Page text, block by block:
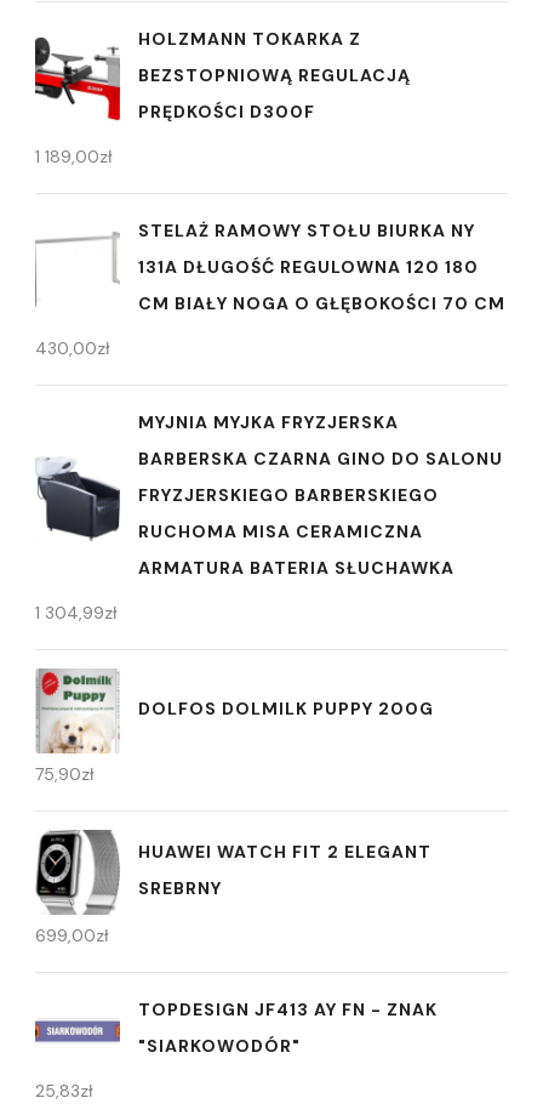
HOLZMANN TOKARKA Z
BEZSTOPNIOWĄ REGULACJĄ
PRĘDKOŚCI D300F
1 189,00zł
STELAŻ RAMOWY STOŁU BIURKA NY
131A DŁUGOŚĆ REGULOWNA 120 180
CM BIAŁY NOGA O GŁĘBOKOŚCI 70 CM
430,00zł
MYJNIA MYJKA FRYZJERSKA
BARBERSKA CZARNA GINO DO SALONU
FRYZJERSKIEGO BARBERSKIEGO
RUCHOMA MISA CERAMICZNA
ARMATURA BATERIA SŁUCHAWKA
1 304,99zł
DOLFOS DOLMILK PUPPY 200G
75,90zł
HUAWEI WATCH FIT 2 ELEGANT
SREBRNY
699,00zł
TOPDESIGN JF413 AY FN - ZNAK
"SIARKOWODÓR"
25,83zł